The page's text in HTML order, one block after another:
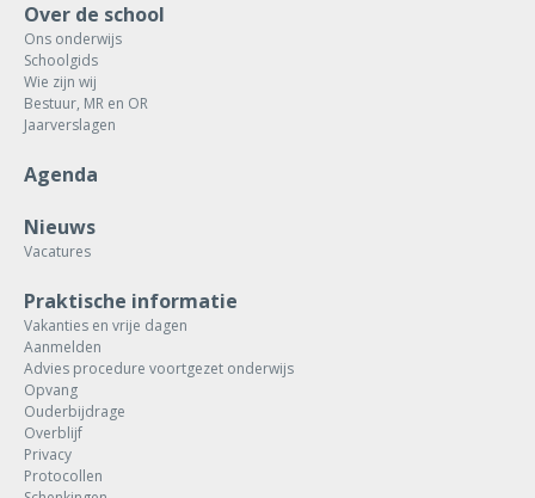
Over de school
Ons onderwijs
Schoolgids
Wie zijn wij
Bestuur, MR en OR
Jaarverslagen
Agenda
Nieuws
Vacatures
Praktische informatie
Vakanties en vrije dagen
Aanmelden
Advies procedure voortgezet onderwijs
Opvang
Ouderbijdrage
Overblijf
Privacy
Protocollen